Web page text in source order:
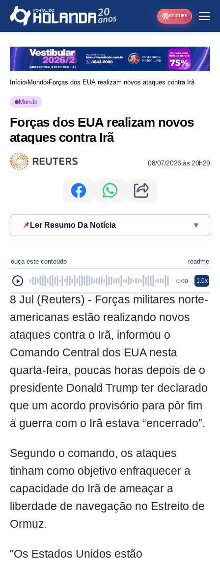
STORIES
Início Mundo Forças dos EUA realizam novos ataques contra Irã
Mundo
Forças dos EUA realizam novos
ataques contra Irã
08/07/2026 às 20h29
📌 Ler Resumo Da Notícia ▾
ouça este conteúdo readme
0:00 1.0x
8 Jul (Reuters) - Forças militares norte-
americanas estão realizando novos
ataques contra o Irã, informou o
Comando Central dos EUA nesta
quarta-feira, poucas horas depois de o
presidente Donald Trump ter declarado
que um acordo provisório para pôr fim
à guerra com o Irã estava “encerrado”.
Segundo o comando, os ataques
tinham como objetivo enfraquecer a
capacidade do Irã de ameaçar a
liberdade de navegação no Estreito de
Ormuz.
“Os Estados Unidos estão